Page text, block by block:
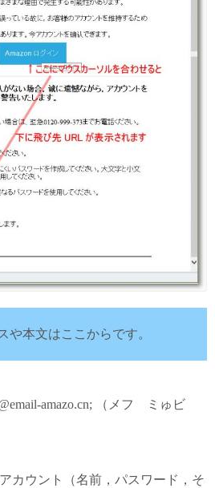
や本文はここからです。
amazo.cn; （メフゝミゅビ
カウント（名前，パスワード，そ